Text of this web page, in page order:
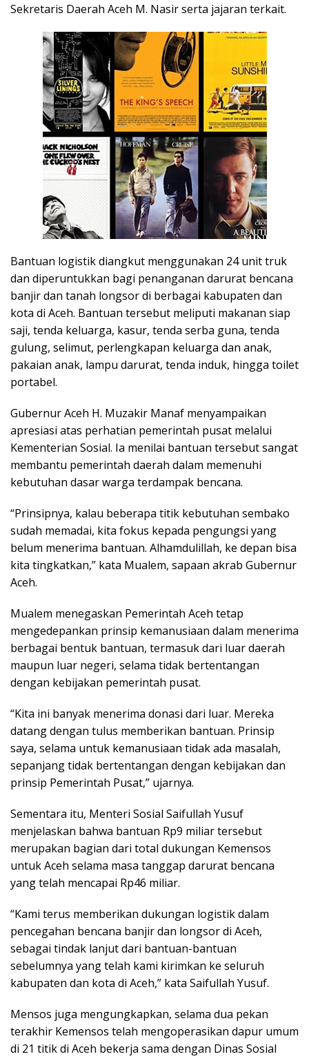
Sekretaris Daerah Aceh M. Nasir serta jajaran terkait.
Bantuan logistik diangkut menggunakan 24 unit truk
dan diperuntukkan bagi penanganan darurat bencana
banjir dan tanah longsor di berbagai kabupaten dan
kota di Aceh. Bantuan tersebut meliputi makanan siap
saji, tenda keluarga, kasur, tenda serba guna, tenda
gulung, selimut, perlengkapan keluarga dan anak,
pakaian anak, lampu darurat, tenda induk, hingga toilet
portabel.
Gubernur Aceh H. Muzakir Manaf menyampaikan
apresiasi atas perhatian pemerintah pusat melalui
Kementerian Sosial. Ia menilai bantuan tersebut sangat
membantu pemerintah daerah dalam memenuhi
kebutuhan dasar warga terdampak bencana.
“Prinsipnya, kalau beberapa titik kebutuhan sembako
sudah memadai, kita fokus kepada pengungsi yang
belum menerima bantuan. Alhamdulillah, ke depan bisa
kita tingkatkan,” kata Mualem, sapaan akrab Gubernur
Aceh.
Mualem menegaskan Pemerintah Aceh tetap
mengedepankan prinsip kemanusiaan dalam menerima
berbagai bentuk bantuan, termasuk dari luar daerah
maupun luar negeri, selama tidak bertentangan
dengan kebijakan pemerintah pusat.
“Kita ini banyak menerima donasi dari luar. Mereka
datang dengan tulus memberikan bantuan. Prinsip
saya, selama untuk kemanusiaan tidak ada masalah,
sepanjang tidak bertentangan dengan kebijakan dan
prinsip Pemerintah Pusat,” ujarnya.
Sementara itu, Menteri Sosial Saifullah Yusuf
menjelaskan bahwa bantuan Rp9 miliar tersebut
merupakan bagian dari total dukungan Kemensos
untuk Aceh selama masa tanggap darurat bencana
yang telah mencapai Rp46 miliar.
“Kami terus memberikan dukungan logistik dalam
pencegahan bencana banjir dan longsor di Aceh,
sebagai tindak lanjut dari bantuan-bantuan
sebelumnya yang telah kami kirimkan ke seluruh
kabupaten dan kota di Aceh,” kata Saifullah Yusuf.
Mensos juga mengungkapkan, selama dua pekan
terakhir Kemensos telah mengoperasikan dapur umum
di 21 titik di Aceh bekerja sama dengan Dinas Sosial